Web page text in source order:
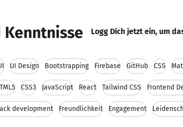
Logg Dich jetzt ein, um
UI Design Bootstrapping Firebase GitHub CSS
CSS3 JavaScript React Tailwind CSS Frontend
development Freundlichkeit Engagement